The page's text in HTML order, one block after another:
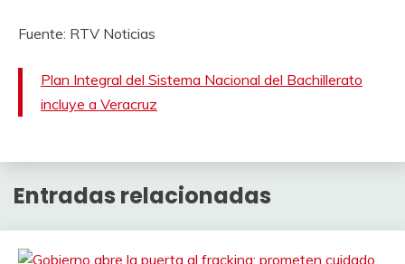
Fuente: RTV Noticias
Plan Integral del Sistema Nacional del Bachillerato
incluye a Veracruz
Entradas relacionadas